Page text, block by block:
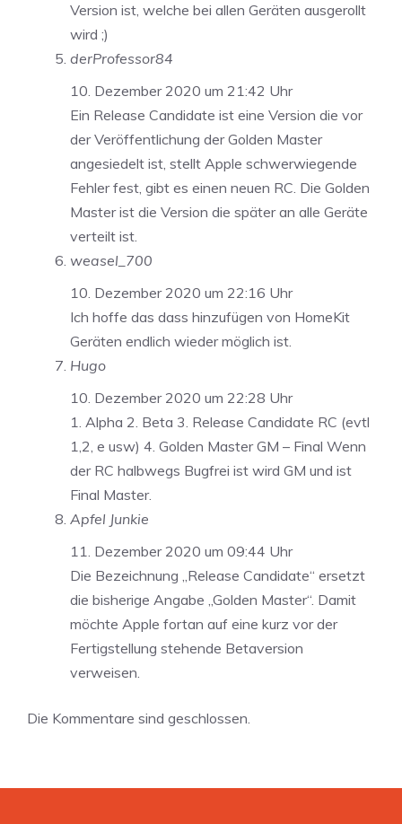
Version ist, welche bei allen Geräten ausgerollt
wird ;)
derProfessor84
10. Dezember 2020 um 21:42 Uhr
Ein Release Candidate ist eine Version die vor
der Veröffentlichung der Golden Master
angesiedelt ist, stellt Apple schwerwiegende
Fehler fest, gibt es einen neuen RC. Die Golden
Master ist die Version die später an alle Geräte
verteilt ist.
weasel_700
10. Dezember 2020 um 22:16 Uhr
Ich hoffe das dass hinzufügen von HomeKit
Geräten endlich wieder möglich ist.
Hugo
10. Dezember 2020 um 22:28 Uhr
1. Alpha 2. Beta 3. Release Candidate RC (evtl
1,2, e usw) 4. Golden Master GM – Final Wenn
der RC halbwegs Bugfrei ist wird GM und ist
Final Master.
Apfel Junkie
11. Dezember 2020 um 09:44 Uhr
Die Bezeichnung „Release Candidate“ ersetzt
die bisherige Angabe „Golden Master“. Damit
möchte Apple fortan auf eine kurz vor der
Fertigstellung stehende Betaversion
verweisen.
Die Kommentare sind geschlossen.